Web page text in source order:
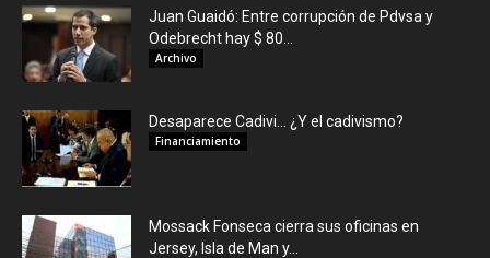
Juan Guaidó: Entre corrupción de Pdvsa y
Odebrecht hay $ 80...
Archivo
Desaparece Cadivi… ¿Y el cadivismo?
Financiamiento
Mossack Fonseca cierra sus oficinas en
Jersey, Isla de Man y...